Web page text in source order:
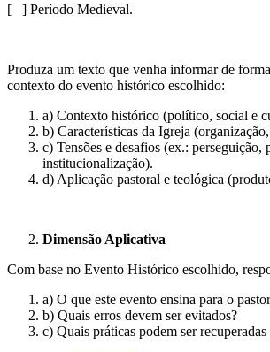
[ ] Período Medieval.
Produza um texto que venha informar de
contexto do evento histórico escolhido:
a) Contexto histórico (político, social e
b) Características da Igreja
c) Tensões e desafios (ex.: perseguição,
institucionalização).
d) Aplicação pastoral e teológica
Dimensão Aplicativa
Com base no Evento Histórico escolhido,
a) O que este evento ensina para o
b) Quais erros devem ser evitados?
c) Quais práticas podem ser